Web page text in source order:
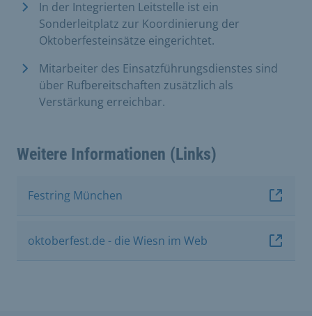
In der Integrierten Leitstelle ist ein
Sonderleitplatz zur Koordinierung der
Oktoberfesteinsätze eingerichtet.
Mitarbeiter des Einsatzführungsdienstes sind
über Rufbereitschaften zusätzlich als
Verstärkung erreichbar.
Weitere Informationen (Links)
Festring München
oktoberfest.de - die Wiesn im Web